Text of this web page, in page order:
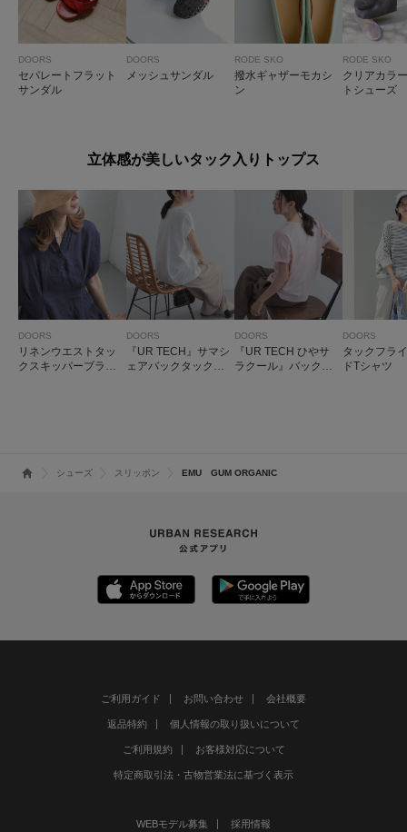
DOORS
セパレートフラット
サンダル
DOORS
メッシュサンダル
RODE SKO
撥水ギャザーモカシ
ン
RODE SKO
クリアカラ
トシューズ
立体感が美しいタック入りトップス
DOORS
リネンウエストタッ
クスキッパーブラウ
DOORS
『UR TECH』サマシ
ェアバックタックコ
DOORS
『UR TECH ひやサ
ラクール』バックポ
DOORS
タックフラ
ドTシャツ
シューズ スリッポン EMU GUM ORGANIC
ご利用ガイド お問い合わせ 会社概要
返品特約 個人情報の取り扱いについて
ご利用規約 お客様対応について
特定商取引法・古物営業法に基づく表示
WEBモデル募集 採用情報